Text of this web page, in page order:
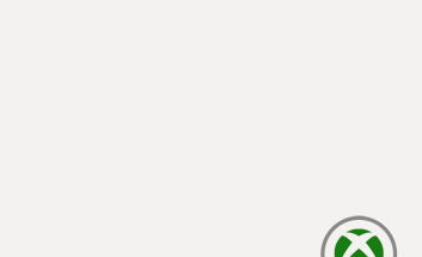
cargando